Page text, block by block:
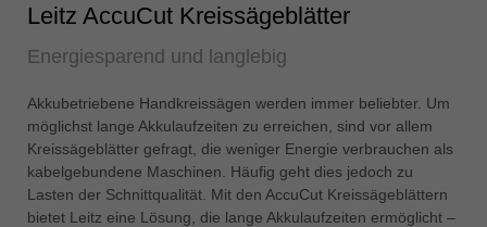
english
Türkiye
USA
english
Việt Nam
tiếng việt
Leitz AccuCut Kreissägeblätter
Energiesparend und langlebig
Akkubetriebene Handkreissägen werden immer beliebter. Um
möglichst lange Akkulaufzeiten zu erreichen, sind vor allem
Kreissägeblätter gefragt, die weniger Energie verbrauchen als
kabelgebundene Maschinen. Häufig geht dies jedoch zu
Lasten der Schnittqualität. Mit den AccuCut Kreissägeblättern
bietet Leitz eine Lösung, die lange Akkulaufzeiten ermöglicht –